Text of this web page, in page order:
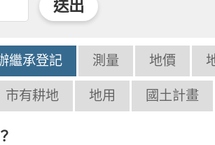
繼承登記 測量 地價
市有耕地 地用 國土計畫